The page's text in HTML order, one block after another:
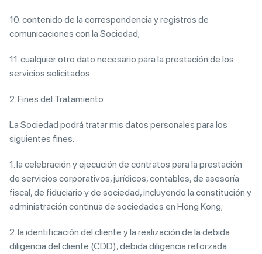
10. contenido de la correspondencia y registros de
comunicaciones con la Sociedad;
11. cualquier otro dato necesario para la prestación de los
servicios solicitados.
2. Fines del Tratamiento
La Sociedad podrá tratar mis datos personales para los
siguientes fines:
1. la celebración y ejecución de contratos para la prestación
de servicios corporativos, jurídicos, contables, de asesoría
fiscal, de fiduciario y de sociedad, incluyendo la constitución y
administración continua de sociedades en Hong Kong;
2. la identificación del cliente y la realización de la debida
diligencia del cliente (CDD), debida diligencia reforzada